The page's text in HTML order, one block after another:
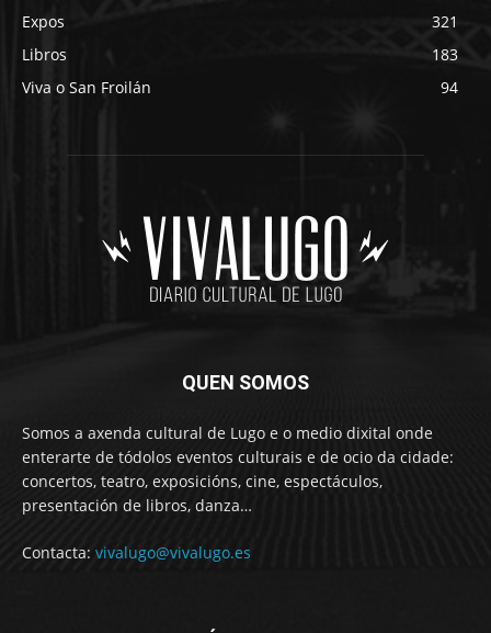
Expos
321
Libros
183
Viva o San Froilán
94
QUEN SOMOS
Somos a axenda cultural de Lugo e o medio dixital onde
enterarte de tódolos eventos culturais e de ocio da cidade:
concertos, teatro, exposicións, cine, espectáculos,
presentación de libros, danza…
Contacta: vivalugo@vivalugo.es